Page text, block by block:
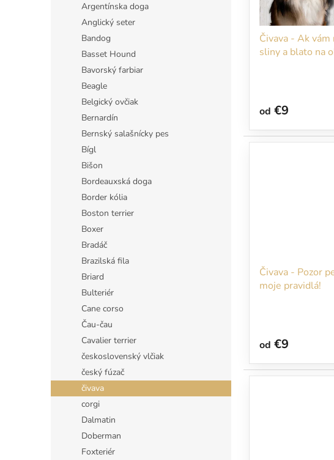
Argentínska doga
Anglický seter
Bandog
Basset Hound
Bavorský farbiar
Beagle
Belgický ovčiak
Bernardín
Bernský salašnícky pes
Bígl
Bišon
Bordeauxská doga
Border kólia
Boston terrier
Boxer
Bradáč
Brazilská fila
Briard
Bulteriér
Cane corso
Čau-čau
Cavalier terrier
československý vlčiak
český fúzač
čivava
corgi
Dalmatin
Doberman
Foxteriér
Čivava - Ak vám
sliny a blato na
od €9
Čivava - Pozor
moje pravidlá!
od €9